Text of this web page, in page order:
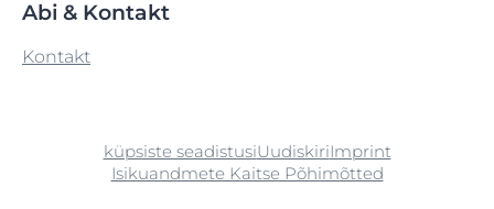
Abi & Kontakt
Kontakt
küpsiste seadistusiUudiskiriImprint
Isikuandmete Kaitse Põhimõtted